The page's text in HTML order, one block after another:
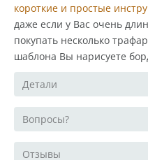
короткие и простые
даже если у Вас очень
покупать несколько
шаблона Вы нарисуете
Детали
Вопросы?
Отзывы